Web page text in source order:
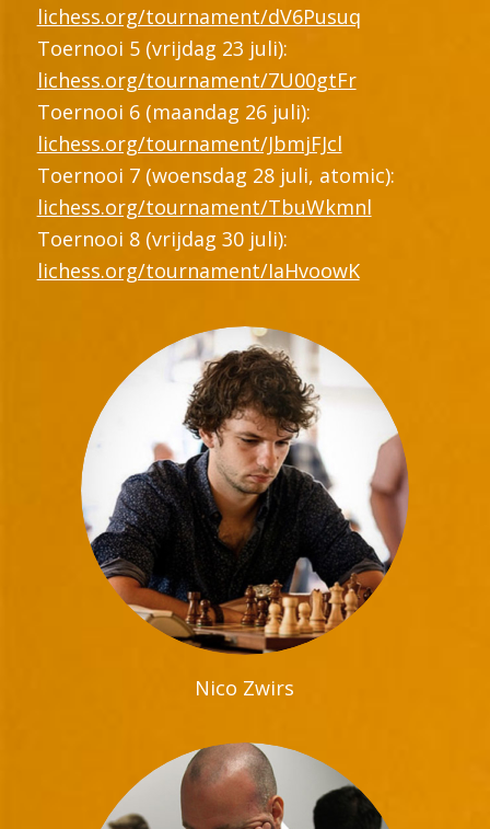
lichess.org/tournament/dV6Pusuq
Toernooi 5 (vrijdag 23 juli):
lichess.org/tournament/7U00gtFr
Toernooi 6 (maandag 26 juli):
lichess.org/tournament/JbmjFJcl
Toernooi 7 (woensdag 28 juli, atomic):
lichess.org/tournament/TbuWkmnl
Toernooi 8 (vrijdag 30 juli):
lichess.org/tournament/IaHvoowK
Nico Zwirs